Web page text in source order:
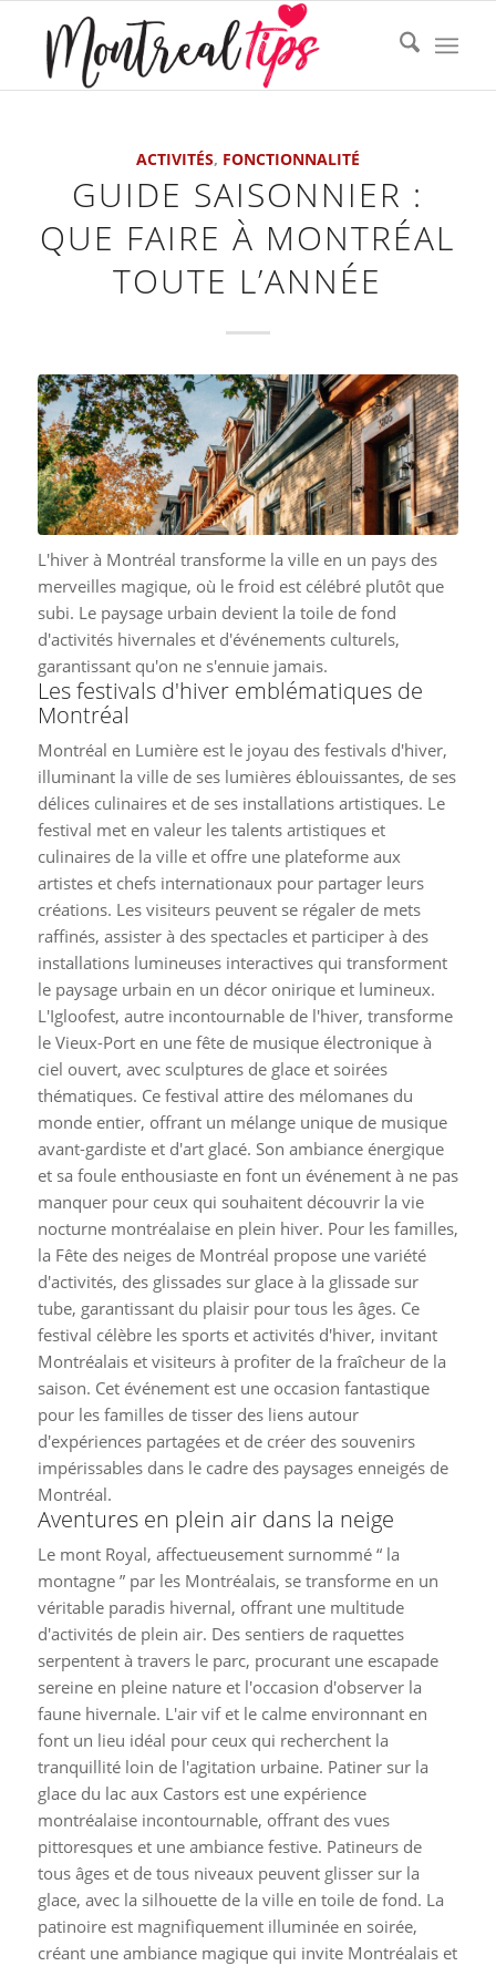
ACTIVITÉS, FONCTIONNALITÉ
GUIDE SAISONNIER :
QUE FAIRE À MONTRÉAL
TOUTE L’ANNÉE
L'hiver à Montréal transforme la ville en un pays des
merveilles magique, où le froid est célébré plutôt que
subi. Le paysage urbain devient la toile de fond
d'activités hivernales et d'événements culturels,
garantissant qu'on ne s'ennuie jamais.
Les festivals d'hiver emblématiques de
Montréal
Montréal en Lumière est le joyau des festivals d'hiver,
illuminant la ville de ses lumières éblouissantes, de ses
délices culinaires et de ses installations artistiques. Le
festival met en valeur les talents artistiques et
culinaires de la ville et offre une plateforme aux
artistes et chefs internationaux pour partager leurs
créations. Les visiteurs peuvent se régaler de mets
raffinés, assister à des spectacles et participer à des
installations lumineuses interactives qui transforment
le paysage urbain en un décor onirique et lumineux.
L'Igloofest, autre incontournable de l'hiver, transforme
le Vieux-Port en une fête de musique électronique à
ciel ouvert, avec sculptures de glace et soirées
thématiques. Ce festival attire des mélomanes du
monde entier, offrant un mélange unique de musique
avant-gardiste et d'art glacé. Son ambiance énergique
et sa foule enthousiaste en font un événement à ne pas
manquer pour ceux qui souhaitent découvrir la vie
nocturne montréalaise en plein hiver. Pour les familles,
la Fête des neiges de Montréal propose une variété
d'activités, des glissades sur glace à la glissade sur
tube, garantissant du plaisir pour tous les âges. Ce
festival célèbre les sports et activités d'hiver, invitant
Montréalais et visiteurs à profiter de la fraîcheur de la
saison. Cet événement est une occasion fantastique
pour les familles de tisser des liens autour
d'expériences partagées et de créer des souvenirs
impérissables dans le cadre des paysages enneigés de
Montréal.
Aventures en plein air dans la neige
Le mont Royal, affectueusement surnommé “ la
montagne ” par les Montréalais, se transforme en un
véritable paradis hivernal, offrant une multitude
d'activités de plein air. Des sentiers de raquettes
serpentent à travers le parc, procurant une escapade
sereine en pleine nature et l'occasion d'observer la
faune hivernale. L'air vif et le calme environnant en
font un lieu idéal pour ceux qui recherchent la
tranquillité loin de l'agitation urbaine. Patiner sur la
glace du lac aux Castors est une expérience
montréalaise incontournable, offrant des vues
pittoresques et une ambiance festive. Patineurs de
tous âges et de tous niveaux peuvent glisser sur la
glace, avec la silhouette de la ville en toile de fond. La
patinoire est magnifiquement illuminée en soirée,
créant une ambiance magique qui invite Montréalais et